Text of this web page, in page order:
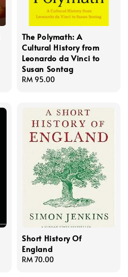
The Polymath: A
Cultural History from
Leonardo da Vinci to
Susan Sontag
Regular
RM 95.00
Short History Of
England
Regular
RM 70.00